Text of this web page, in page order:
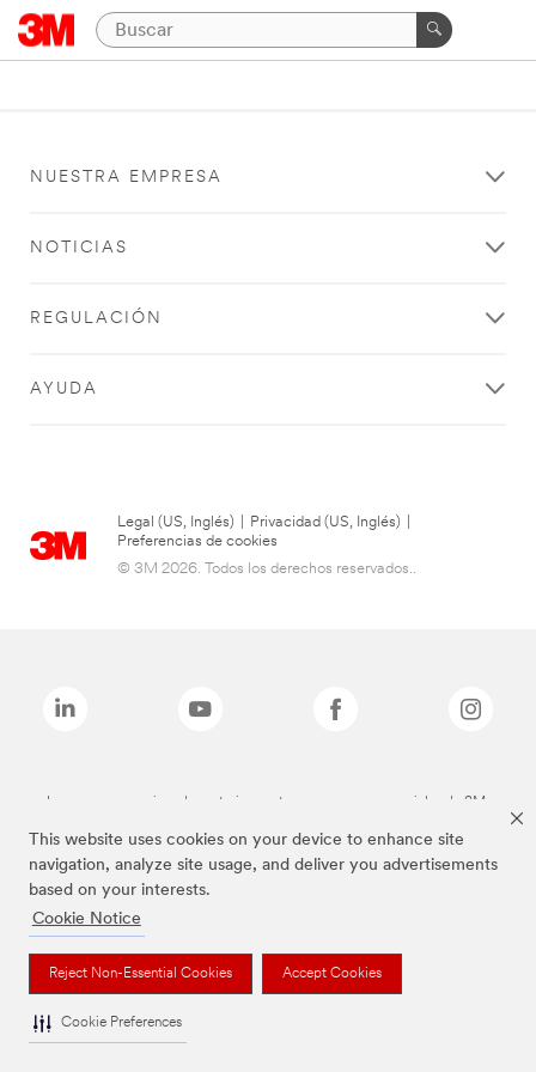
This website uses cookies on your device to enhance site
navigation, analyze site usage, and deliver you advertisements
based on your interests.
Cookie Notice
Reject Non-Essential Cookies Accept Cookies
Cookie Preferences
NUESTRA EMPRESA
NOTICIAS
REGULACIÓN
AYUDA
Legal (US, Inglés) Privacidad (US, Inglés)
Preferencias de cookies
© 3M 2026. Todos los derechos reservados..
Las marcas mencionadas anteriormente son marcas comerciales de 3M.